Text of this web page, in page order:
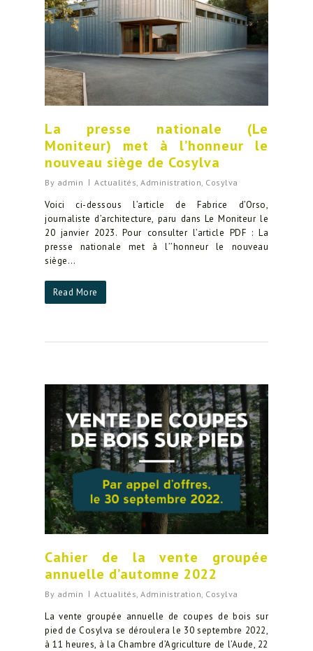
La presse nationale (Le
Moniteur) met à l’honneur le
nouveau siège de Cosylva
By admin Actualités Administration Cosylva
Voici ci-dessous l’article de Fabrice d’Orso,
journaliste d’architecture, paru dans Le Moniteur le
20 janvier 2023. Pour consulter l’article PDF : La
presse nationale met à l’’honneur le nouveau
siège…
Read More
Cahier de la vente groupée
annuelle d’automne 2022
By admin Actualités Administration Cosylva
La vente groupée annuelle de coupes de bois sur
pied de Cosylva se déroulera le 30 septembre 2022,
à 11 heures, à la Chambre d’Agriculture de l’Aude, 22